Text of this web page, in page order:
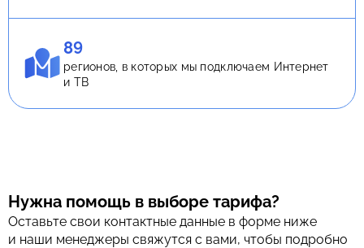
89
регионов, в которых мы подключаем Интернет
и ТВ
Нужна помощь в выборе тарифа?
Оставьте свои контактные данные в форме ниже
и наши менеджеры свяжутся с вами, чтобы подробно